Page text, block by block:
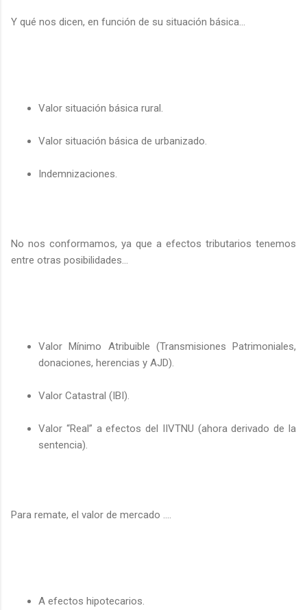
Y qué nos dicen, en función de su situación básica…
Valor situación básica rural.
Valor situación básica de urbanizado.
Indemnizaciones.
No nos conformamos, ya que a efectos tributarios tenemos
entre otras posibilidades…
Valor Mínimo Atribuible (Transmisiones Patrimoniales,
donaciones, herencias y AJD).
Valor Catastral (IBI).
Valor “Real” a efectos del IIVTNU (ahora derivado de la
sentencia).
Para remate, el valor de mercado ….
A efectos hipotecarios.